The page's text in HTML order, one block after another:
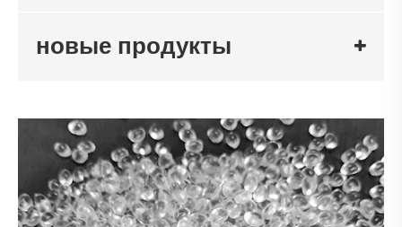
новые продукты